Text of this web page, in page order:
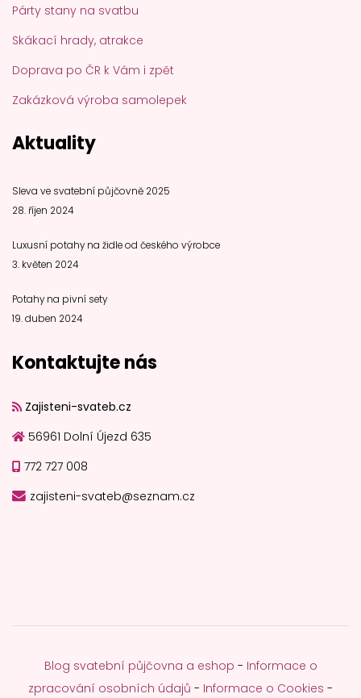
Párty stany na svatbu
Skákací hrady, atrakce
Doprava po ČR k Vám i zpět
Zakázková výroba samolepek
Aktuality
Sleva ve svatební půjčovně 2025
28. říjen 2024
Luxusní potahy na židle od českého výrobce
3. květen 2024
Potahy na pivní sety
19. duben 2024
Kontaktujte nás
Zajisteni-svateb.cz
56961 Dolní Újezd 635
772 727 008
zajisteni-svateb@seznam.cz
Blog svatební půjčovna a eshop - Informace o
zpracování osobních údajů - Informace o Cookies -